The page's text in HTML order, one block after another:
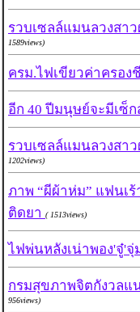
รวบเซลล์แมนลวงสา
1589views)
ครม.ไฟเขียวค่าครอง
อีก 40 ปีมนุษย์จะมีเซ็
รวบเซลล์แมนลวงสา
1202views)
ภาพ “ผีผ้าห่ม” แฟนเ
ติดยา ( 1513views)
ไฟพ่นหลังเน่าพอง'จู๋'
กรมสุขภาพจิตกังวล
956views)